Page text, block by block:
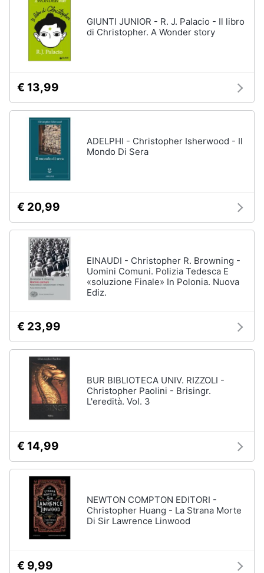
GIUNTI JUNIOR - R. J. Palacio - Il libro
di Christopher. A Wonder story
€ 13,99
ADELPHI - Christopher Isherwood - Il
Mondo Di Sera
€ 20,99
EINAUDI - Christopher R. Browning -
Uomini Comuni. Polizia Tedesca E
«soluzione Finale» In Polonia. Nuova
Ediz.
€ 23,99
BUR BIBLIOTECA UNIV. RIZZOLI -
Christopher Paolini - Brisingr.
L'eredità. Vol. 3
€ 14,99
NEWTON COMPTON EDITORI -
Christopher Huang - La Strana Morte
Di Sir Lawrence Linwood
€ 9,99